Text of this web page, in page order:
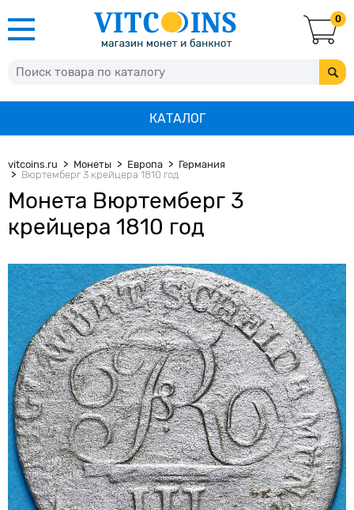
0
КАТАЛОГ
vitcoins.ru Монеты Европа
Германия
Вюртемберг 3 крейцера 1810 год
Монета Вюртемберг 3
крейцера 1810 год